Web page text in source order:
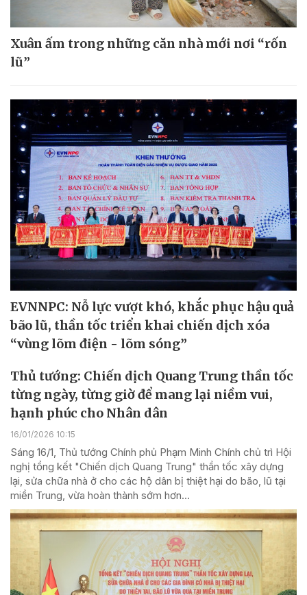
Xuân ấm trong những căn nhà mới nơi “rốn
lũ”
EVNNPC: Nỗ lực vượt khó, khắc phục hậu quả
bão lũ, thần tốc triển khai chiến dịch xóa
“vùng lõm điện - lõm sóng”
Thủ tướng: Chiến dịch Quang Trung thần tốc
từng ngày, từng giờ để mang lại niềm vui,
hạnh phúc cho Nhân dân
16/01/2026 10:15
Sáng 16/1, Thủ tướng Chính phủ Phạm Minh Chính chủ trì Hội
nghị tổng kết "Chiến dịch Quang Trung" thần tốc xây dựng
lại, sửa chữa nhà ở cho các hộ dân bị thiệt hại do bão, lũ tại
miền Trung, vừa hoàn thành sớm hơn...